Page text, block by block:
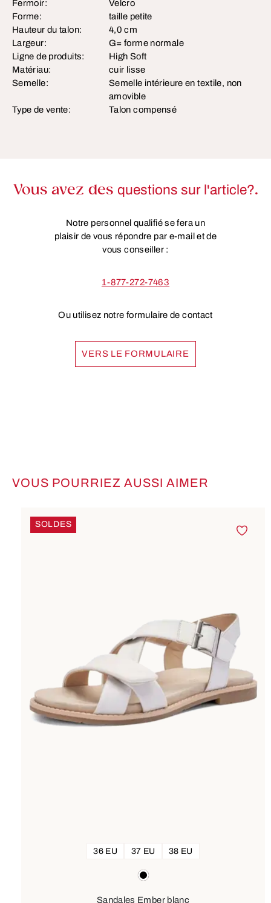
Fermoir:
Velcro
Forme:
taille petite
Hauteur du talon:
4,0 cm
Largeur:
G= forme normale
Ligne de produits:
High Soft
Matériau:
cuir lisse
Semelle:
Semelle intérieure en textile, non
amovible
Type de vente:
Talon compensé
Vous avez des questions sur l'article?.
Notre personnel qualifié se fera un
plaisir de vous répondre par e-mail et de
vous conseiller :
1-877-272-7463
Ou utilisez notre formulaire de contact
VERS LE FORMULAIRE
Ignorer la galerie de produits
VOUS POURRIEZ AUSSI AIMER
SOLDES
black
36 EU 37 EU 38 EU
Sandales Ember blanc